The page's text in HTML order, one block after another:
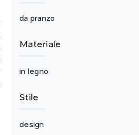
da pranzo
Materiale
in legno
Stile
design